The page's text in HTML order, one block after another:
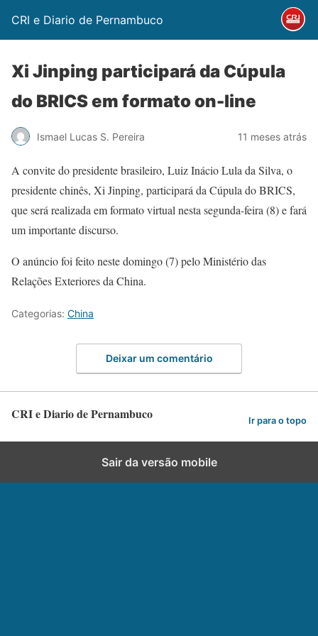
CRI e Diario de Pernambuco
Xi Jinping participará da Cúpula
do BRICS em formato on-line
Ismael Lucas S. Pereira 11 meses atrás
A convite do presidente brasileiro, Luiz Inácio Lula da Silva, o
presidente chinês, Xi Jinping, participará da Cúpula do BRICS,
que será realizada em formato virtual nesta segunda-feira (8) e fará
um importante discurso.
O anúncio foi feito neste domingo (7) pelo Ministério das
Relações Exteriores da China.
Categorias: China
Deixar um comentário
CRI e Diario de Pernambuco Ir para o topo
Sair da versão mobile